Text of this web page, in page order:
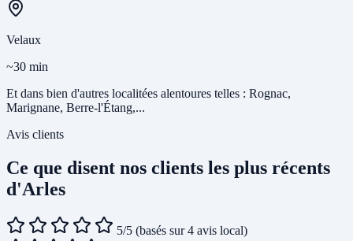
Velaux
~30 min
Et dans bien d'autres localitées alentoures telles : Rognac,
Marignane, Berre-l'Étang,...
Avis clients
Ce que disent nos clients les plus récents
d'Arles
5/5 (basés sur 4 avis local)